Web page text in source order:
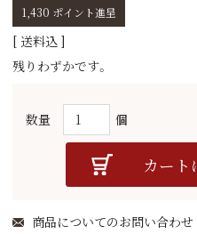
1,430 ポイント進呈
送料込
残りわずかです。
カート
商品についてのお問い合わせ